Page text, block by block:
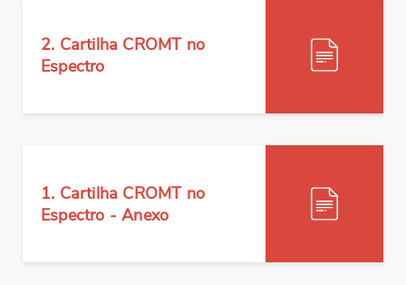
BAIXAR
2. Cartilha CROMT no
Espectro
BAIXAR
1. Cartilha CROMT no
Espectro - Anexo